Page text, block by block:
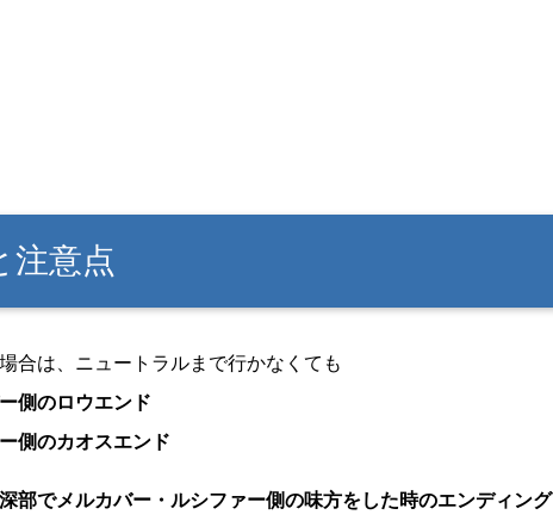
注意点
合は、ニュートラルまで行かなくても
側のロウエンド
側のカオスエンド
部でメルカバー・ルシファー側の味方をした時のエンディング